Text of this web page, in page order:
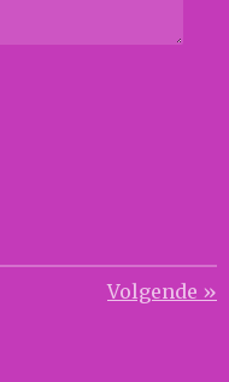
Volgende »